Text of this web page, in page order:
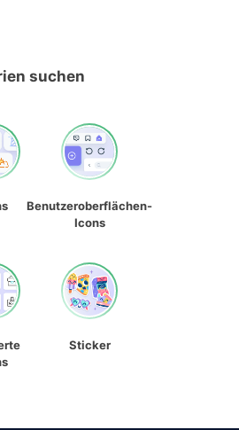
suchen
Benutzeroberflächen-
Icons
Sticker